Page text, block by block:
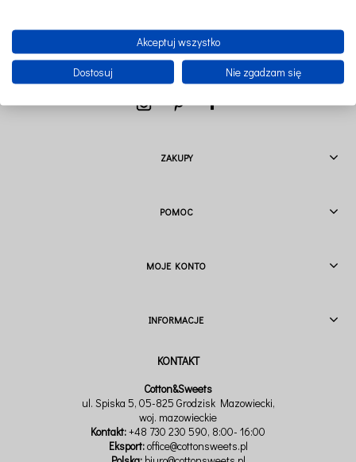
ZAKUPY
POMOC
MOJE KONTO
INFORMACJE
Cotton&Sweets
ul. Spiska 5, 05-825 Grodzisk Mazowiecki,
woj. mazowieckie
Kontakt:+48 730 230 590, 8:00- 16:00
Eksport:office@cottonsweets.pl
Akceptuj wszystko
Dostosuj Nie zgadzam się